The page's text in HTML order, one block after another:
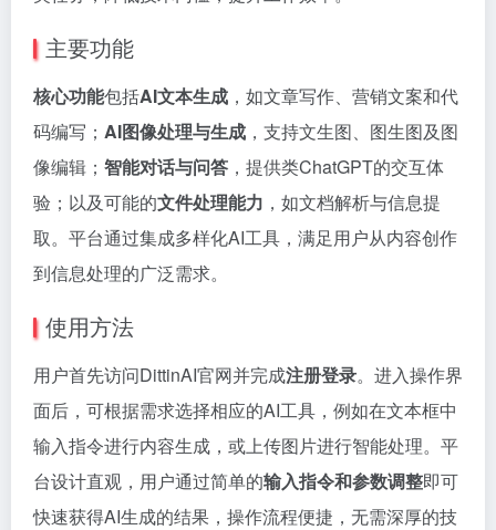
主要功能
核心功能包括AI文本生成 ，如文章写作、营销文案和代
码编写； AI图像处理与生成 ，支持文生图、图生图及图
像编辑； 智能对话与问答 ，提供类ChatGPT的交互体
验；以及可能的文件处理能力 ，如文档解析与信息提
取。平台通过集成多样化AI工具，满足用户从内容创作
到信息处理的广泛需求。
使用方法
用户首先访问DittinAI官网并完成注册登录。进入操作界
面后，可根据需求选择相应的AI工具，例如在文本框中
输入指令进行内容生成，或上传图片进行智能处理。平
台设计直观，用户通过简单的输入指令和参数调整即可
快速获得AI生成的结果，操作流程便捷，无需深厚的技